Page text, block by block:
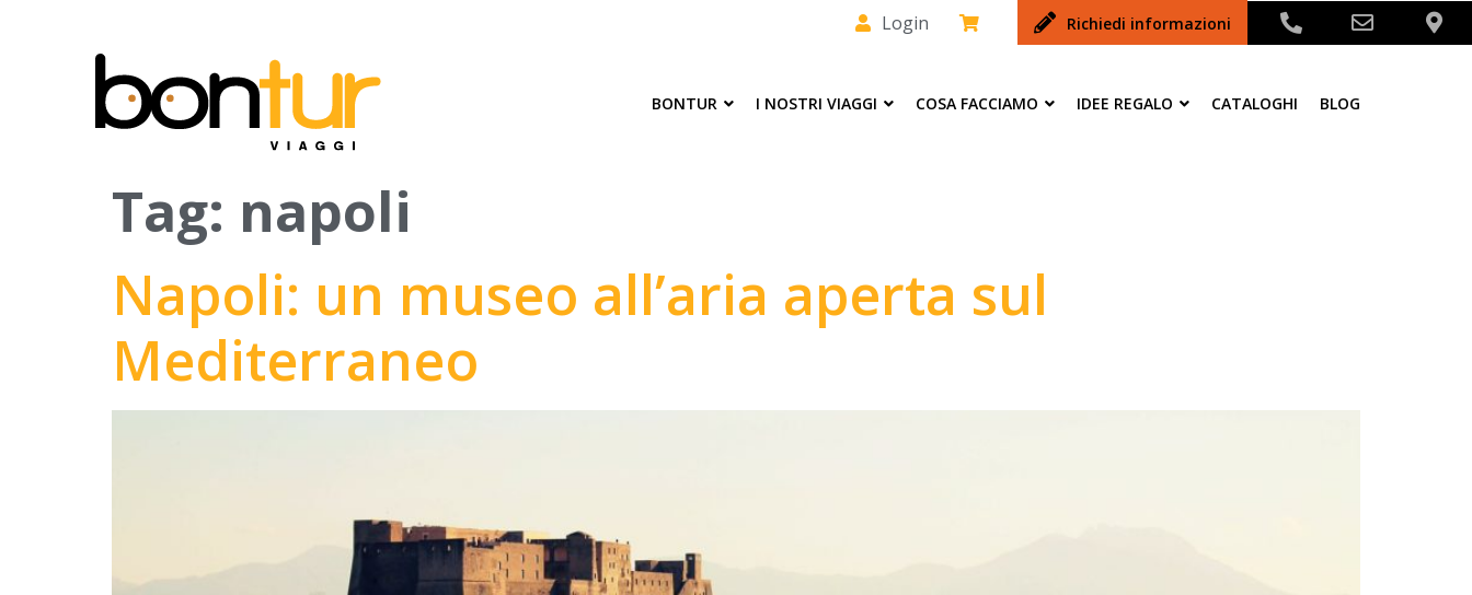
Login Richiedi informazioni
BONTUR I NOSTRI VIAGGI COSA FACCIAMO IDEE REGALO CATALOGHI BLOG
Tag: napoli
Napoli: un museo all’aria aperta sul
Mediterraneo